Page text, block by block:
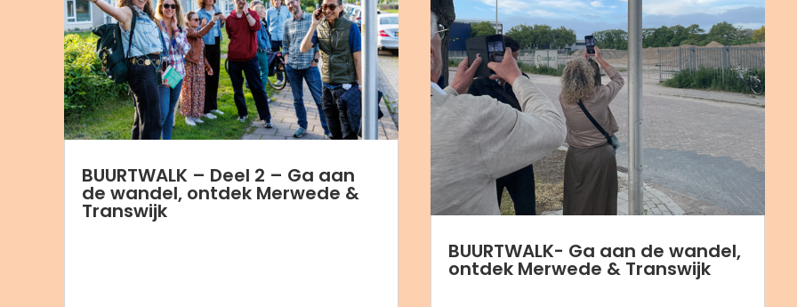
BUURTWALK – Deel 2 – Ga aan
de wandel, ontdek Merwede &
Transwijk
BUURTWALK- Ga aan de wandel,
ontdek Merwede & Transwijk